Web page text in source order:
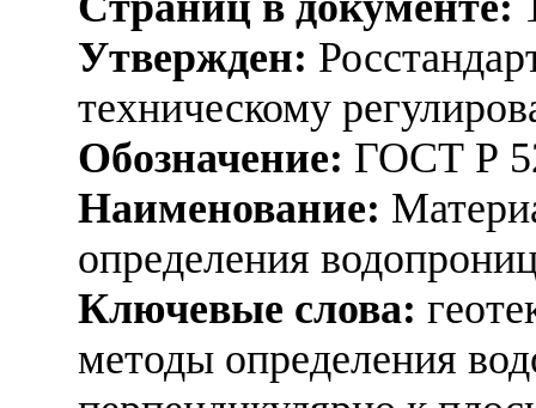
Утвержден:
техническому
Обозначение: ГОСТ Р
Наименование:
определения
Ключевые слова:
методы определения